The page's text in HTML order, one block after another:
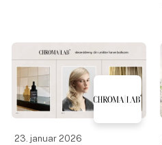
Den smukke perle
lukker med magnet og
giver et elegant finish,
som gør Chloe til
23. januar 2026